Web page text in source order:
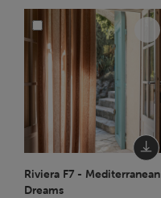
Riviera F7 - Mediterranean
Dreams